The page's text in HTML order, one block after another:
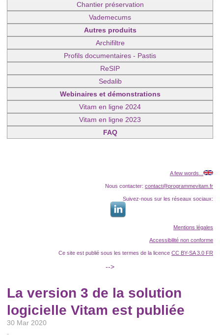
Chantier préservation
Vademecums
Autres produits
Archifiltre
Profils documentaires - Pastis
ReSIP
Sedalib
Webinaires et démonstrations
Vitam en ligne 2024
Vitam en ligne 2023
FAQ
A few words...
Nous contacter: contact@programmevitam.fr
Suivez-nous sur les réseaux sociaux:
Mentions légales
Accessibilité non conforme
Ce site est publié sous les termes de la licence CC BY-SA 3.0 FR
-->
La version 3 de la solution
logicielle Vitam est publiée
30 Mar 2020